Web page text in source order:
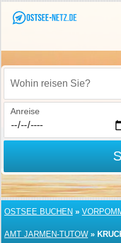
Wohin reisen Sie?
Anreise
OSTSEE BUCHEN »
AMT JARMEN-TUTOW »